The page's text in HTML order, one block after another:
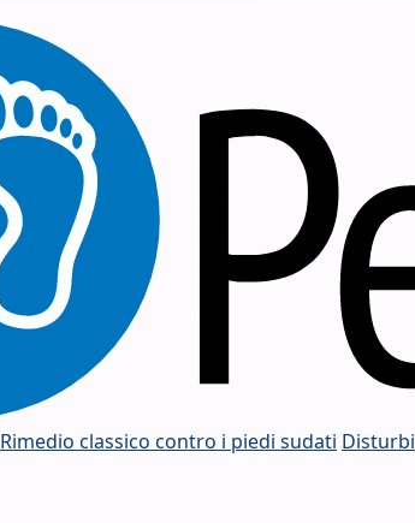
Rimedio classico contro i piedi sudati Disturbi